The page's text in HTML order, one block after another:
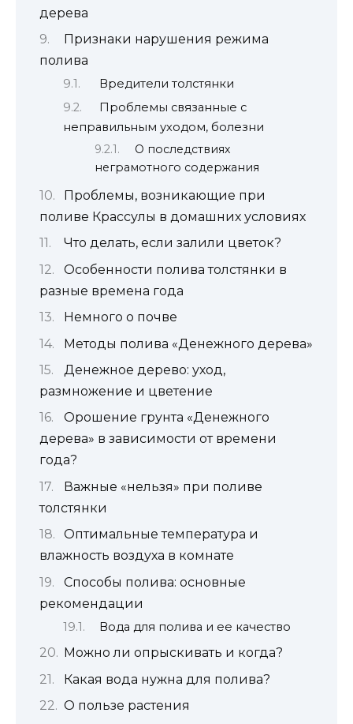
дерева
Признаки нарушения режима
полива
Вредители толстянки
Проблемы связанные с
неправильным уходом, болезни
О последствиях
неграмотного содержания
Проблемы, возникающие при
поливе Крассулы в домашних условиях
Что делать, если залили цветок?
Особенности полива толстянки в
разные времена года
Немного о почве
Методы полива «Денежного дерева»
Денежное дерево: уход,
размножение и цветение
Орошение грунта «Денежного
дерева» в зависимости от времени
года?
Важные «нельзя» при поливе
толстянки
Оптимальные температура и
влажность воздуха в комнате
Способы полива: основные
рекомендации
Вода для полива и ее качество
Можно ли опрыскивать и когда?
Какая вода нужна для полива?
О пользе растения